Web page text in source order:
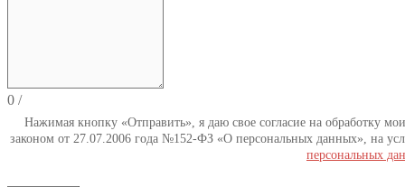
0 /
Нажимая кнопку «Отправить», я даю свое согласие на обработку
законом от 27.07.2006 года №152-ФЗ «О персональных данных», на
персональных